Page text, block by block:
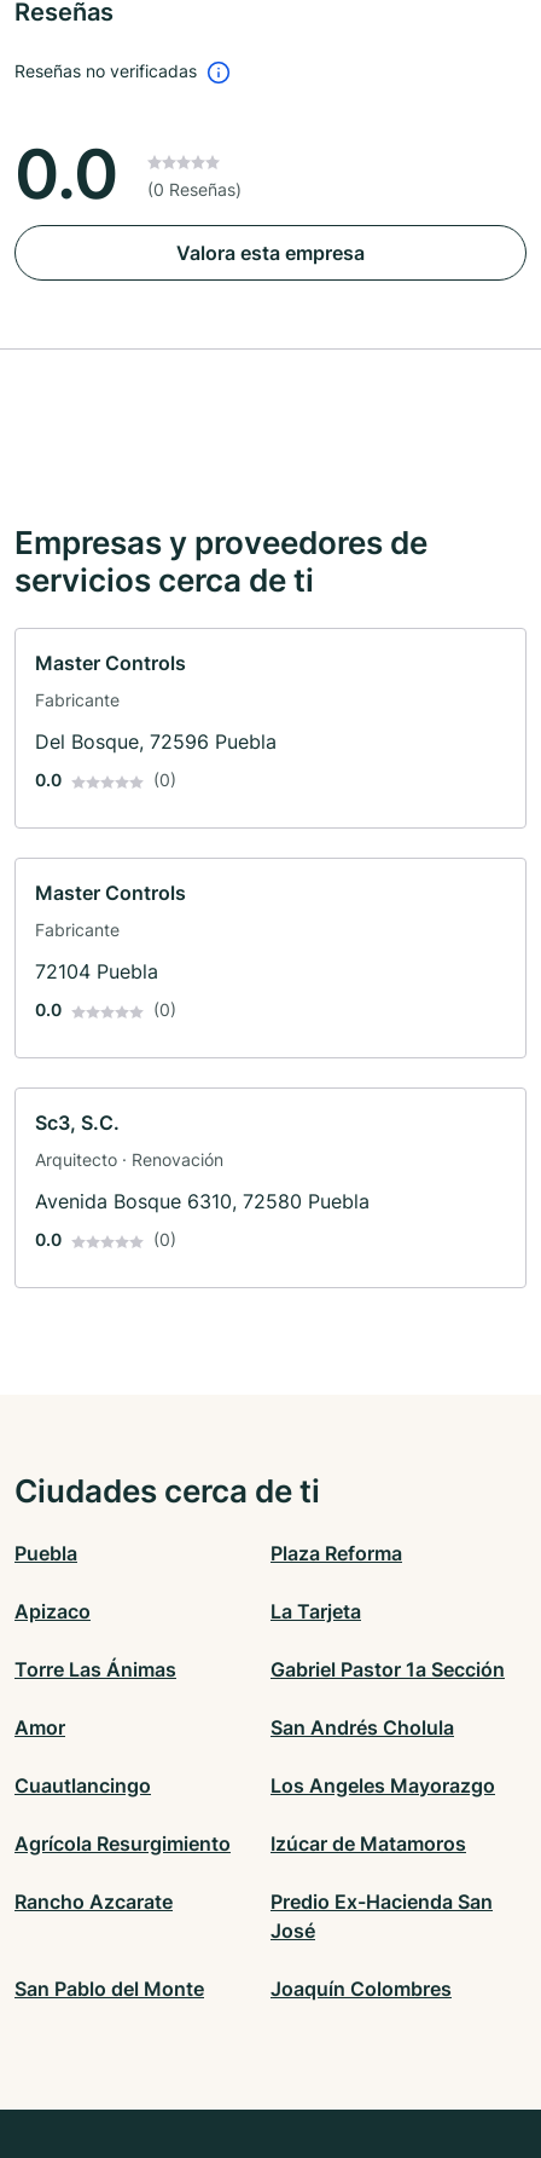
Reseñas
Reseñas no verificadas
0.0 (0 Reseñas)
Valora esta empresa
Empresas y proveedores de
servicios cerca de ti
Master Controls
Fabricante
Del Bosque, 72596 Puebla
0.0 (0)
Master Controls
Fabricante
72104 Puebla
0.0 (0)
Sc3, S.C.
Arquitecto · Renovación
Avenida Bosque 6310, 72580 Puebla
0.0 (0)
Ciudades cerca de ti
Puebla Plaza Reforma
Apizaco La Tarjeta
Torre Las Ánimas Gabriel Pastor 1a Sección
Amor San Andrés Cholula
Cuautlancingo Los Angeles Mayorazgo
Agrícola Resurgimiento Izúcar de Matamoros
Rancho Azcarate
Predio Ex-Hacienda San
José
San Pablo del Monte Joaquín Colombres